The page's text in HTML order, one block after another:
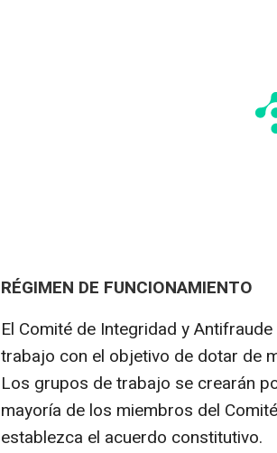
RÉGIMEN DE FUNCIONAMIENTO
El Comité de Integridad y
trabajo con el objetivo de dotar de
Los grupos de trabajo se crearán
mayoría de los miembros del
establezca el acuerdo constitutivo.